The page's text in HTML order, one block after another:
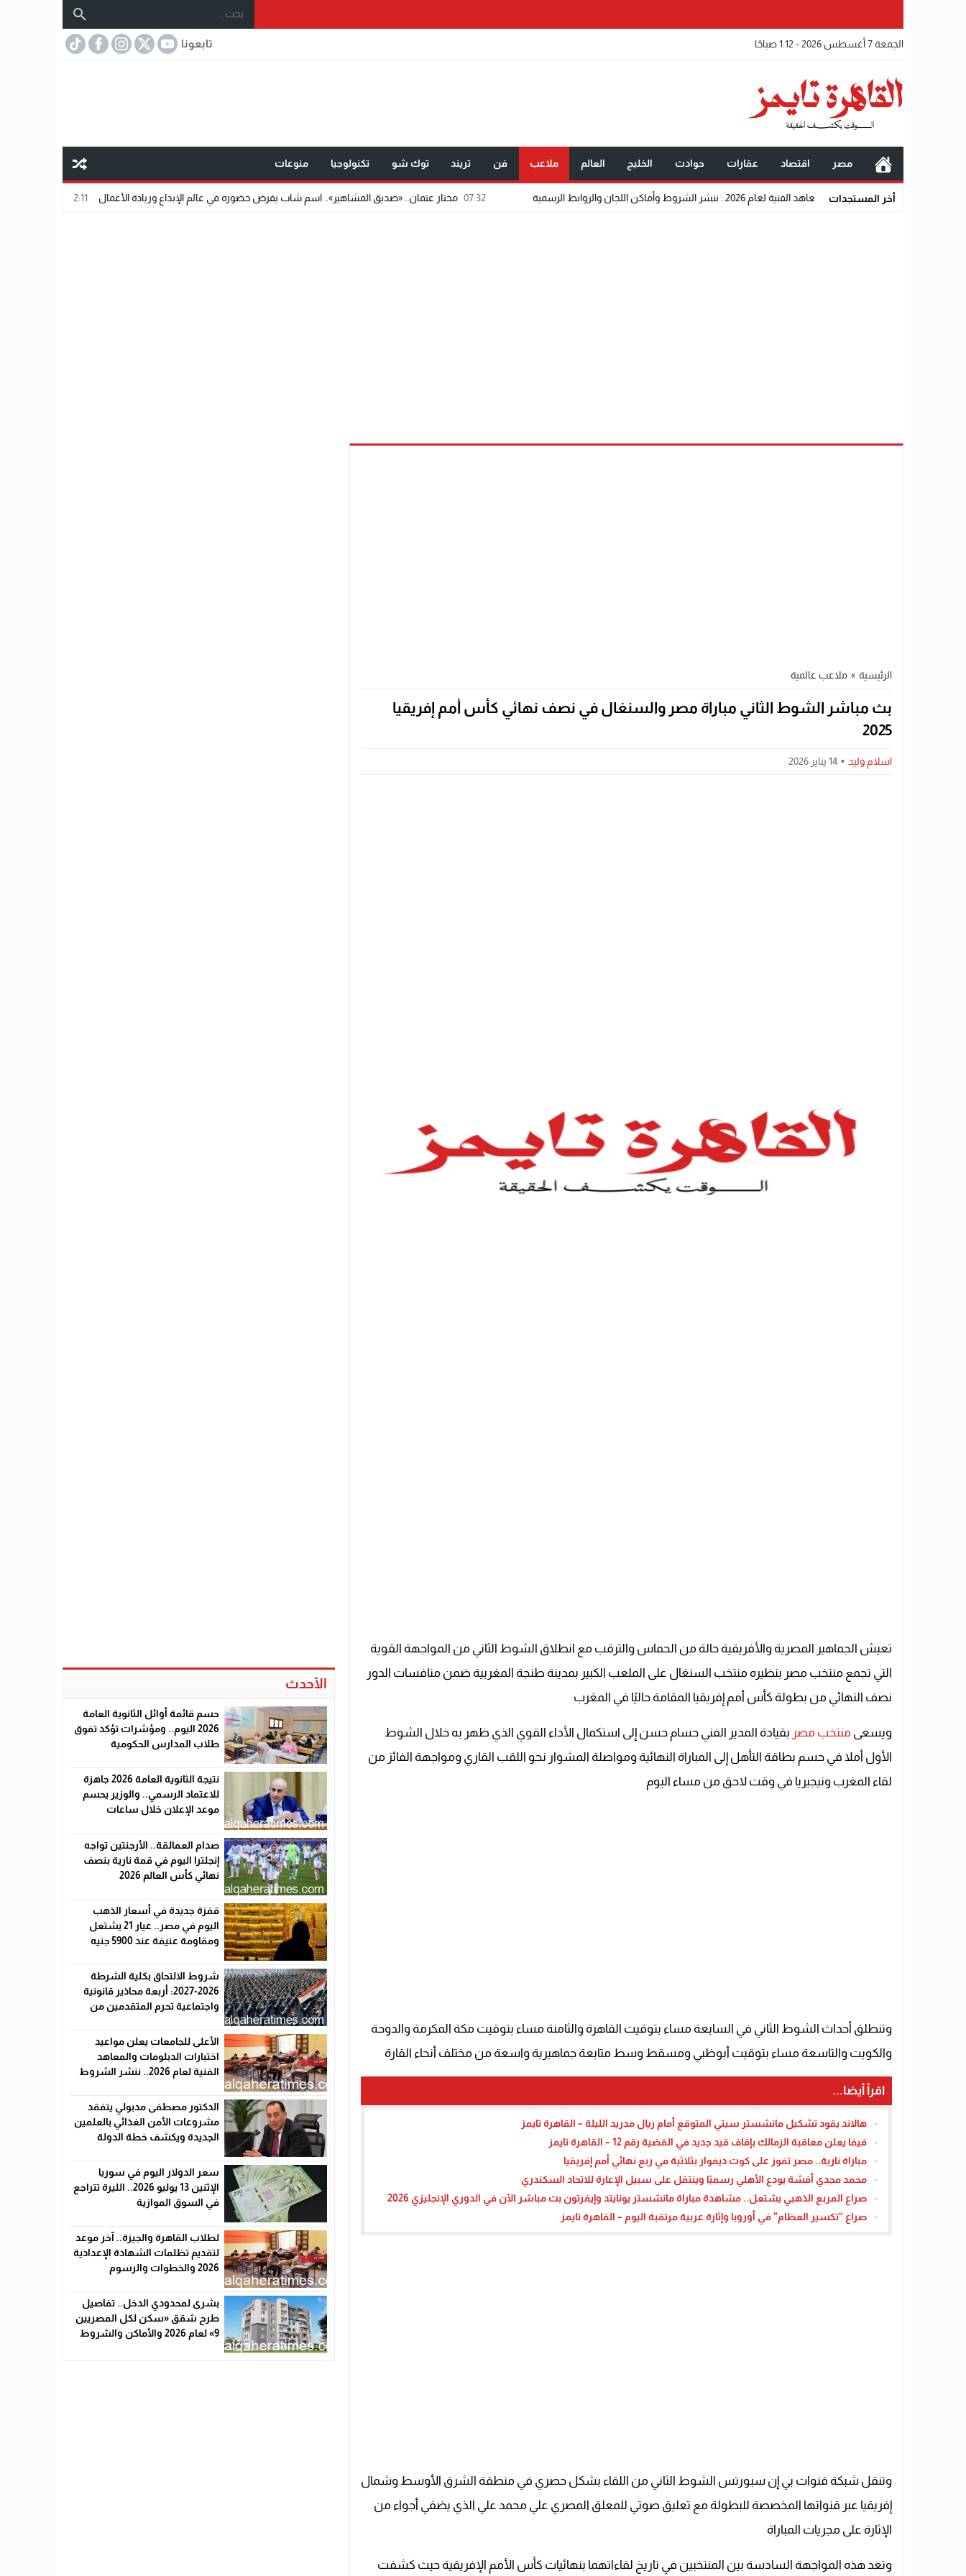
الجمعة 7 أغسطس 2026 - 1:12 صباحًا تابعونا
مصر اقتصاد عقارات حوادث الخليج العالم ملاعب فن تريند توك شو تكنولوجيا منوعات
أخر المستجدات 07:32 مختار عتمان.. «صديق المشاهير».. اسم شاب يفرض حضوره في عالم الإبداع وريادة الأعمال 22:11 الدكتور محمد دسوقي.. عندما الفنية لعام 2026.. ننشر الشروط وأماكن اللجان والروابط الرسمية
الرئيسية » ملاعب عالمية
بث مباشر الشوط الثاني مباراة مصر والسنغال في نصف نهائي كأس أمم إفريقيا
2025
اسلام وليد 14 يناير 2026
تعيش الجماهير المصرية والأفريقية حالة من الحماس والترقب مع انطلاق الشوط الثاني من المواجهة القوية
التي تجمع منتخب مصر بنظيره منتخب السنغال على الملعب الكبير بمدينة طنجة المغربية ضمن منافسات الدور
نصف النهائي من بطولة كأس أمم إفريقيا المقامة حاليًا في المغرب
ويسعى منتخب مصر بقيادة المدير الفني حسام حسن إلى استكمال الأداء القوي الذي ظهر به خلال الشوط
الأول أملا في حسم بطاقة التأهل إلى المباراة النهائية ومواصلة المشوار نحو اللقب القاري ومواجهة الفائز من
لقاء المغرب ونيجيريا في وقت لاحق من مساء اليوم
وتنطلق أحداث الشوط الثاني في السابعة مساء بتوقيت القاهرة والثامنة مساء بتوقيت مكة المكرمة والدوحة
والكويت والتاسعة مساء بتوقيت أبوظبي ومسقط وسط متابعة جماهيرية واسعة من مختلف أنحاء القارة
اقرأ أيضا...
هالاند يقود تشكيل مانشستر سيتي المتوقع أمام ريال مدريد الليلة – القاهرة تايمز
فيفا يعلن معاقبة الزمالك بإقاف قيد جديد في القضية رقم 12 – القاهرة تايمز
مباراة نارية.. مصر تفوز على كوت ديفوار بثلاثية في ربع نهائي أمم إفريقيا
محمد مجدي أفشة يودع الأهلي رسميًا وينتقل على سبيل الإعارة للاتحاد السكندري
صراع المربع الذهبي يشتعل.. مشاهدة مباراة مانشستر يونايتد وإيفرتون بث مباشر الآن في الدوري الإنجليزي 2026
صراع “تكسير العظام” في أوروبا وإثارة عربية مرتقبة اليوم – القاهرة تايمز
وتنقل شبكة قنوات بي إن سبورتس الشوط الثاني من اللقاء بشكل حصري في منطقة الشرق الأوسط وشمال
إفريقيا عبر قنواتها المخصصة للبطولة مع تعليق صوتي للمعلق المصري علي محمد علي الذي يضفي أجواء من
الإثارة على مجريات المباراة
وتعد هذه المواجهة السادسة بين المنتخبين في تاريخ لقاءاتهما بنهائيات كأس الأمم الإفريقية حيث كشفت
الأحدث
حسم قائمة أوائل الثانوية العامة
2026 اليوم.. ومؤشرات تؤكد تفوق
طلاب المدارس الحكومية
نتيجة الثانوية العامة 2026 جاهزة
للاعتماد الرسمي.. والوزير يحسم
موعد الإعلان خلال ساعات
صدام العمالقة.. الأرجنتين تواجه
إنجلترا اليوم في قمة نارية بنصف
نهائي كأس العالم 2026
قفزة جديدة في أسعار الذهب
اليوم في مصر.. عيار 21 يشتعل
ومقاومة عنيفة عند 5900 جنيه
شروط الالتحاق بكلية الشرطة
2026-2027: أربعة محاذير قانونية
واجتماعية تحرم المتقدمين من
الأعلى للجامعات يعلن مواعيد
اختبارات الدبلومات والمعاهد
الفنية لعام 2026.. ننشر الشروط
الدكتور مصطفى مدبولي يتفقد
مشروعات الأمن الغذائي بالعلمين
الجديدة ويكشف خطة الدولة
سعر الدولار اليوم في سوريا
الإثنين 13 يوليو 2026.. الليرة تتراجع
في السوق الموازية
لطلاب القاهرة والجيزة.. آخر موعد
لتقديم تظلمات الشهادة الإعدادية
2026 والخطوات والرسوم
بشرى لمحدودي الدخل.. تفاصيل
طرح شقق «سكن لكل المصريين
9» لعام 2026 والأماكن والشروط